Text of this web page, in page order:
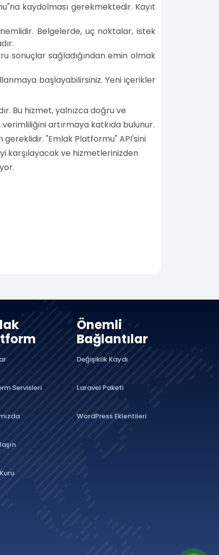
kaydolması gerekmektedir. Kayıt
Belgelerde, uç noktalar, istek
sonuçlar sağladığından emin olmak
başlayabilirsiniz. Yeni içerikler
Bu hizmet, yalnızca doğru ve
artırmaya katkıda bulunur.
gereklidir. "Emlak Platformu" API'sini
karşılayacak ve hizmetlerinizden
Servisleri
Önemli
Bağlantılar
Değişiklik Kaydı
Laravel Paketi
WordPress Eklentileri